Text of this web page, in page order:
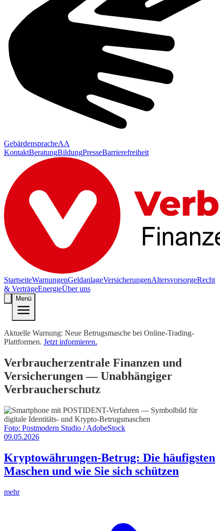
GebärdenspracheAA
KontaktBeratungBildungPresseBarrierefreiheit
StartseiteWarnungenGeldanlageVersicherungenAltersvorsorgeRecht
& VerträgeEnergieÜber uns
Menü
Aktuelle Warnung: Neue Betrugsmasche bei Online-Trading-
Plattformen. Jetzt informieren.
Verbraucherzentrale Finanzen und
Versicherungen — Unabhängiger
Verbraucherschutz
Foto: Postmodern Studio / AdobeStock
09.05.2026
Kryptowährungen-Betrug: Die häufigsten
Maschen und wie Sie sich schützen
mehr